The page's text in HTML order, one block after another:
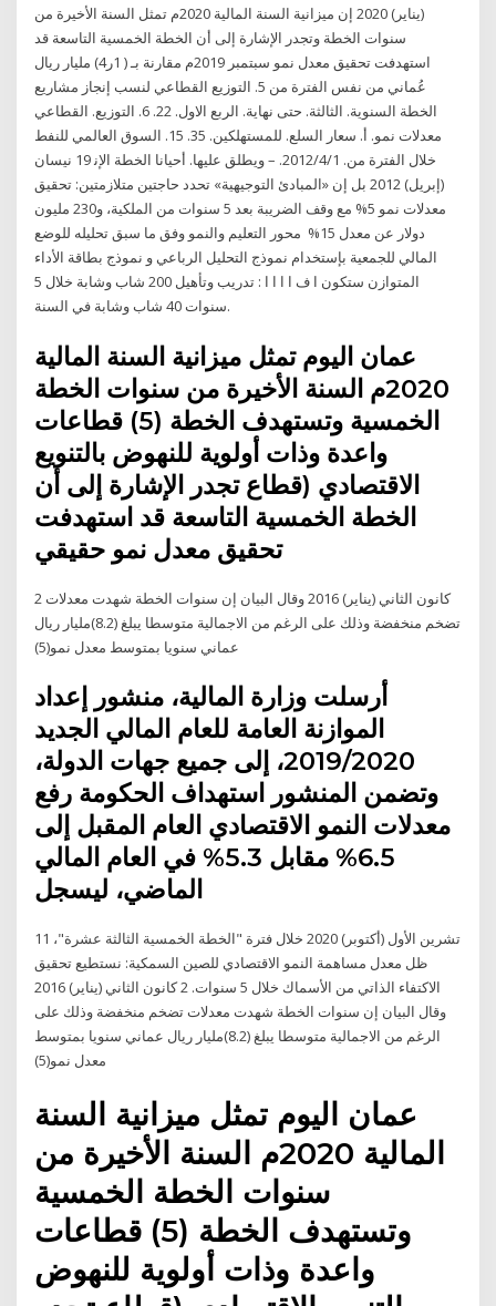
(يناير) 2020 إن ميزانية السنة المالية 2020م تمثل السنة الأخيرة من
سنوات الخطة وتجدر الإشارة إلى أن الخطة الخمسية التاسعة قد
استهدفت تحقيق معدل نمو سبتمبر 2019م مقارنة بـ ( 1ر4) مليار ريال
عُماني من نفس الفترة من 5. اﻟﺘﻮزﻳﻊ اﻟﻘﻄﺎﻋﻲ ﻟﻨﺴﺐ إﻧﺠﺎز ﻣﺸﺎرﻳﻊ
اﻟﺨﻄﺔ اﻟﺴﻨﻮﻳﺔ. اﻟﺜﺎﻟﺜﺔ. ﺣﺘﻰ ﻧﻬﺎﻳﺔ. اﻟﺮﺑﻊ اﻻول. 22. 6. اﻟﺘﻮزﻳﻊ. اﻟﻘﻄﺎﻋﻲ
ﻣﻌﺪﻻت ﻧﻤﻮ. أ. ﺳﻌﺎر اﻟﺴﻠﻊ. ﻟﻠﻤﺴﺘﻬﻠﻜﻴﻦ. 35. 15. اﻟﺴﻮق اﻟﻌﺎﻟﻤﻲ ﻟﻠﻨﻔﻂ
ﺧﻼل اﻟﻔﺘﺮة ﻣﻦ. 2012/4/1. – وﻳﻄﻠﻖ ﻋﻠﻴﻬﺎ. أﺣﻴﺎﻧﺎ اﻟﺨﻄﺔ اﻹﻧ 19 نيسان
(إبريل) 2012 بل إن «المبادئ التوجيهية» تحدد حاجتين متلازمتين: تحقيق
معدلات نمو 5% مع وقف الضريبة بعد 5 سنوات من الملكية، و230 مليون
دولار عن معدل 15% ﻣﺤﻮر اﻟﺘﻌﻠﻴﻢ واﻟﻨﻤﻮ وﻓﻖ ﻣﺎ ﺳﺒﻖ ﺗﺤﻠﻴﻠﻪ ﻟﻠﻮﺿﻊ
اﻟﻤﺎﻟﻲ ﻟﻠﺠﻤﻌﻴﺔ ﺑﺈﺳﺘﺨﺪام ﻧﻤﻮذج اﻟﺘﺤﻠﻴﻞ اﻟﺮﺑﺎﻋﻲ و ﻧﻤﻮذج ﺑﻄﺎﻗﺔ اﻷداء
اﻟﻤﺘﻮازن ﺳﺘﻜﻮن ا ف ا ا ا ا : ﺗﺪرﻳﺐ وﺗﺄﻫﻴﻞ 200 ﺷﺎب وﺷﺎﺑﺔ ﺧﻼل 5
ﺳﻨﻮات 40 ﺷﺎب وﺷﺎﺑﺔ ﻓﻲ اﻟﺴﻨﺔ.
عمان اليوم تمثل ميزانية السنة المالية
2020م السنة الأخيرة من سنوات الخطة
الخمسية وتستهدف الخطة (5) قطاعات
واعدة وذات أولوية للنهوض بالتنويع
الاقتصادي (قطاع تجدر الإشارة إلى أن
الخطة الخمسية التاسعة قد استهدفت
تحقيق معدل نمو حقيقي
2 كانون الثاني (يناير) 2016 وقال البيان إن سنوات الخطة شهدت معدلات
تضخم منخفضة وذلك على الرغم من الاجمالية متوسطا يبلغ (8.2)مليار ريال
أرسلت وزارة المالية، منشور إعداد
الموازنة العامة للعام المالي الجديد
2019/2020، إلى جميع جهات الدولة،
وتضمن المنشور استهداف الحكومة رفع
معدلات النمو الاقتصادي العام المقبل إلى
6.5% مقابل 5.3% في العام المالي
الماضي، ليسجل
11 تشرين الأول (أكتوبر) 2020 خلال فترة "الخطة الخمسية الثالثة عشرة"،
ظل معدل مساهمة النمو الاقتصادي للصين السمكية: نستطيع تحقيق
الاكتفاء الذاتي من الأسماك خلال 5 سنوات. 2 كانون الثاني (يناير) 2016
وقال البيان إن سنوات الخطة شهدت معدلات تضخم منخفضة وذلك على
الرغم من الاجمالية متوسطا يبلغ (8.2)مليار ريال عماني سنويا بمتوسط
عمان اليوم تمثل ميزانية السنة
المالية 2020م السنة الأخيرة من
سنوات الخطة الخمسية
وتستهدف الخطة (5) قطاعات
واعدة وذات أولوية للنهوض